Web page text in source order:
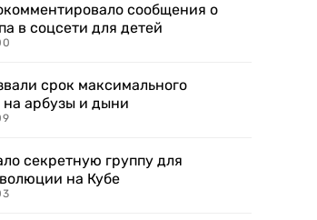
сообщения о
в соцсети для детей
срок максимального
арбузы и дыни
секретную группу для
на Кубе